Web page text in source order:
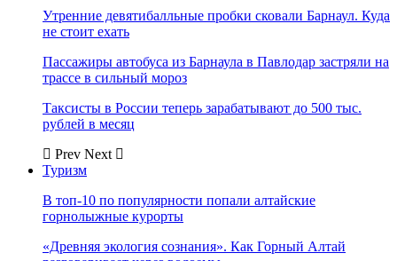
Утренние девятибалльные пробки сковали Барнаул. Куда
не стоит ехать
Пассажиры автобуса из Барнаула в Павлодар застряли на
трассе в сильный мороз
Таксисты в России теперь зарабатывают до 500 тыс.
рублей в месяц
Prev Next
Туризм
В топ-10 по популярности попали алтайские
горнолыжные курорты
«Древняя экология сознания». Как Горный Алтай